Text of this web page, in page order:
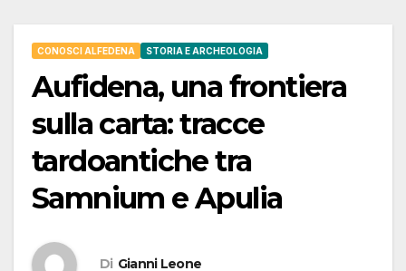
CONOSCI ALFEDENA STORIA E ARCHEOLOGIA
Aufidena, una frontiera
sulla carta: tracce
tardoantiche tra
Samnium e Apulia
Di Gianni Leone